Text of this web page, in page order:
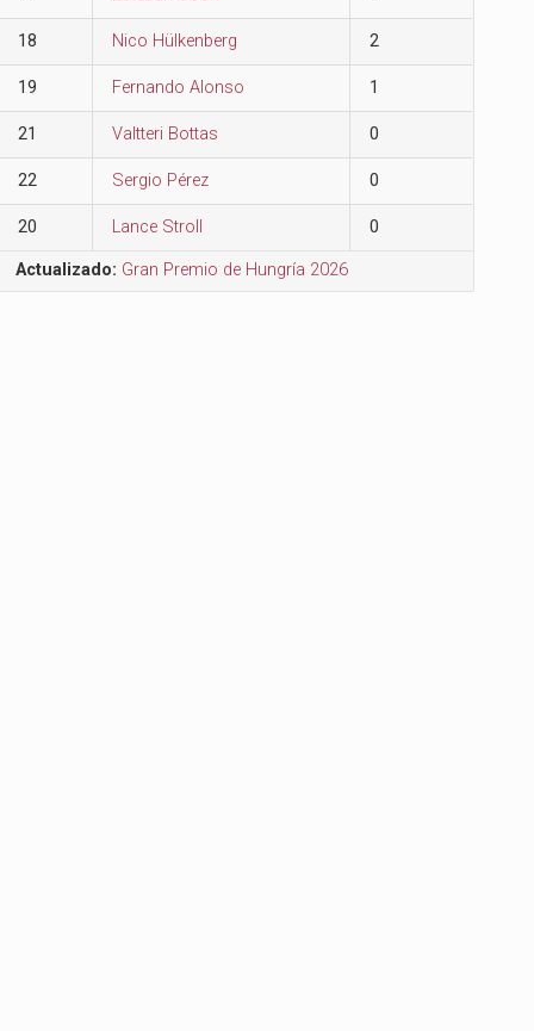
18 Nico Hülkenberg 2
19 Fernando Alonso 1
21 Valtteri Bottas 0
22 Sergio Pérez 0
20 Lance Stroll 0
Actualizado: Gran Premio de Hungría 2026